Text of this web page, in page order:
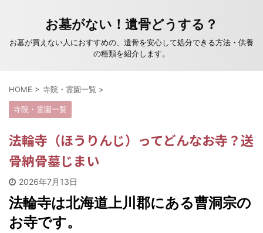
お墓がない！遺骨どうする？
お墓が買えない人におすすめの、遺骨を安心して処分できる方法・供養
の種類を紹介します。
HOME > 寺院・霊園一覧 >
寺院・霊園一覧
法輪寺（ほうりんじ）ってどんなお寺？送
骨納骨墓じまい
2026年7月13日
法輪寺は北海道上川郡にある曹洞宗の
お寺です。